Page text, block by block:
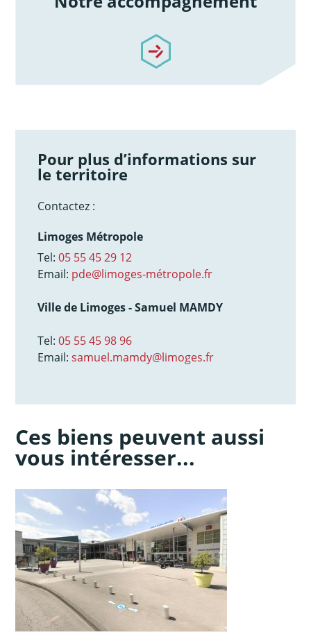
/notre-accompagnement
Pour plus d’informations sur
le territoire
Contactez :
Limoges Métropole
Tel:05 55 45 29 12
Email: pde@limoges-métropole.fr
Ville de Limoges - Samuel MAMDY
Tel:05 55 45 98 96
Email:samuel.mamdy@limoges.fr
Ces biens peuvent aussi
vous intéresser...